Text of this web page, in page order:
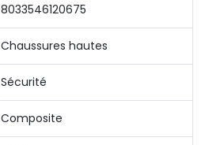
8033546120675
Chaussures hautes
Sécurité
Composite